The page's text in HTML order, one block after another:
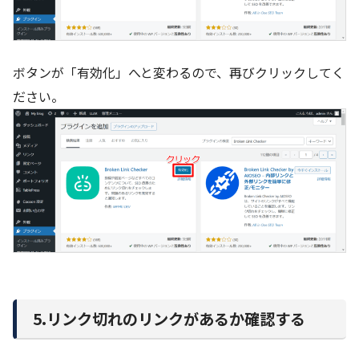
ボタンが「有効化」へと変わるので、再びクリックしてく
ださい。
5.リンク切れのリンクがあるか確認する